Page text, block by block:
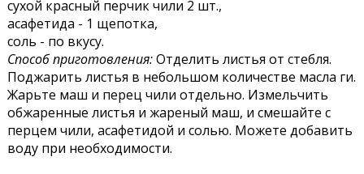
сухой красный перчик чили 2 шт.,
асафетида - 1 щепотка,
соль - по вкусу.
Способ приготовления:Отделить листья от стебля.
Поджарить листья в небольшом количестве масла ги.
Жарьте маш и перец чили отдельно. Измельчить
обжаренные листья и жареный маш, и смешайте с
перцем чили, асафетидой и солью. Можете добавить
воду при необходимости.